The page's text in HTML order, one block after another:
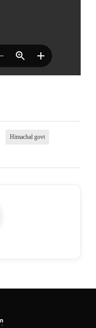
Himachal govt